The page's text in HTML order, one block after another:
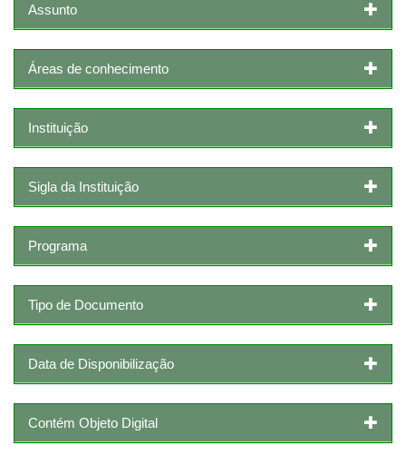
Assunto
Áreas de conhecimento
Instituição
Sigla da Instituição
Programa
Tipo de Documento
Data de Disponibilização
Contém Objeto Digital